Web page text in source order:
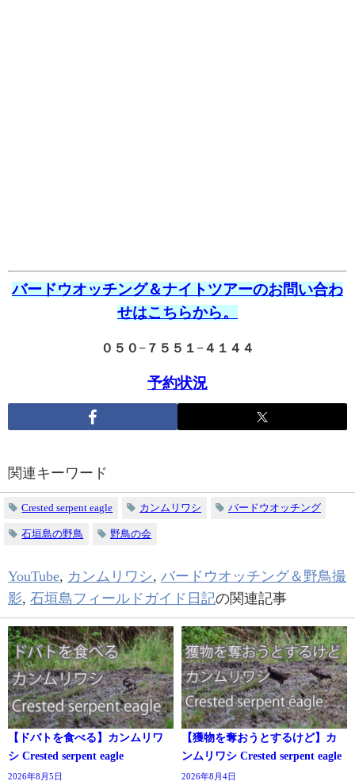
バードウオッチング＆ナイトツアーのお問い合わ
せはこちらから。
０５０−７５５１−４１４４
予約状況
関連キーワード
Crested serpent eagle カンムリワシ バードウオッチング
石垣島の野鳥 野鳥の会
YouTube, カンムリワシ, バードウオッチング＆野鳥撮
影, 石垣島フィールドガイド日記の関連記事
【ドバトを食べる】カンムリワ
シ Crested serpent eagle
2026年8月5日
【獲物を奪おうとするけど】カ
ンムリワシ Crested serpent eagle
2026年8月4日